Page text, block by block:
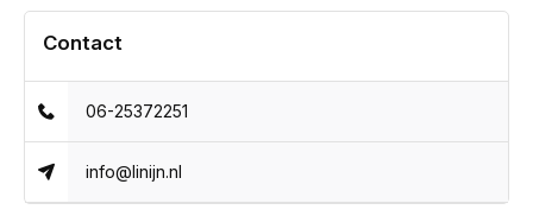
Contact
06-25372251
info@linijn.nl